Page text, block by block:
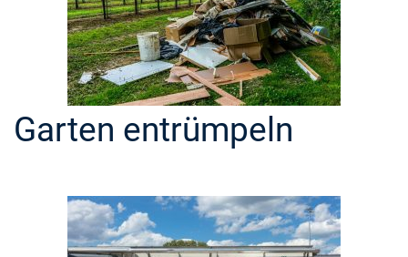
Garten entrümpeln